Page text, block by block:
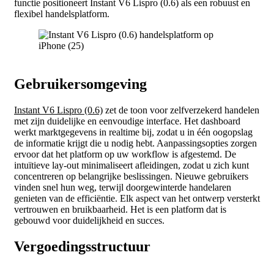
functie positioneert Instant V6 Lispro (0.6) als een robuust en
flexibel handelsplatform.
Gebruikersomgeving
Instant V6 Lispro (0.6) zet de toon voor zelfverzekerd handelen
met zijn duidelijke en eenvoudige interface. Het dashboard
werkt marktgegevens in realtime bij, zodat u in één oogopslag
de informatie krijgt die u nodig hebt. Aanpassingsopties zorgen
ervoor dat het platform op uw workflow is afgestemd. De
intuïtieve lay-out minimaliseert afleidingen, zodat u zich kunt
concentreren op belangrijke beslissingen. Nieuwe gebruikers
vinden snel hun weg, terwijl doorgewinterde handelaren
genieten van de efficiëntie. Elk aspect van het ontwerp versterkt
vertrouwen en bruikbaarheid. Het is een platform dat is
gebouwd voor duidelijkheid en succes.
Vergoedingsstructuur